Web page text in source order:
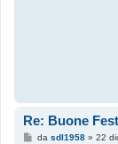
Re: Buone
Mda sdl1958» 22